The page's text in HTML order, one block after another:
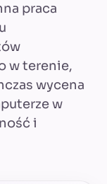
praca
w terenie,
wycena
w
i